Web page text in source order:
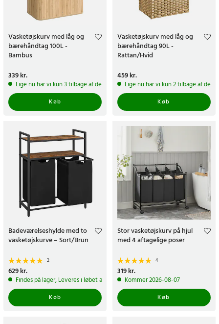
Vasketøjskurv med låg og
bærehåndtag 100L -
Bambus
Pris:339 kr.
339 kr.
Lige nu har vi kun 3 tilbage af dette produkt
Køb
Vasketøjskurv med låg og
bærehåndtag 90L -
Rattan/Hvid
Pris:459 kr.
459 kr.
Lige nu har vi kun 2 tilbage af
Køb
Badeværelseshylde med to
vasketøjskurve – Sort/Brun
2
Pris:629 kr.
629 kr.
Findes på lager, Leveres i løbet af 1-2 hverdage
Køb
Stor vasketøjskurv på hjul
med 4 aftagelige poser
4
Pris:319 kr.
319 kr.
Kommer 2026-08-07
Køb